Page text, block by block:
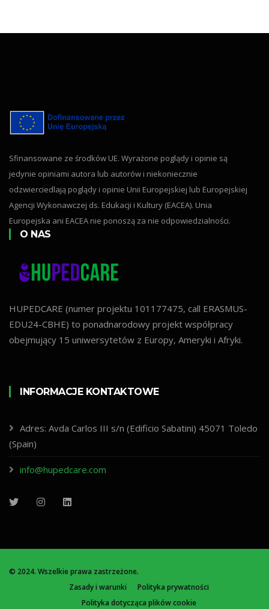
Sfinansowane ze środków UE. Wyrażone poglądy i opinie są
jedynie opiniami autora lub autorów i niekoniecznie
odzwierciedlają poglądy i opinie Unii Europejskiej lub Europejskiej
Agencji Wykonawczej ds. Edukacji i Kultury (EACEA). Unia
Europejska ani EACEA nie ponoszą za nie odpowiedzialności.
O NAS
HUPEDCARE (numer projektu 101177475, call ERASMUS-
EDU24-CBHE) to ponadnarodowy projekt współpracy
obejmujący 15 uniwersytetów z Europy, Ameryki i Afryki.
INFORMACJE KONTAKTOWE
Adres: Avda Carlos III s/n (Edificio Sabatini) 45071 Toledo
(Spain)
info@hupedcare.com
© 2024. Wszelkie prawa zastrzeżone.
Zasady i warunki
Polityka prywatności
Polityka dotycząca plików cookie